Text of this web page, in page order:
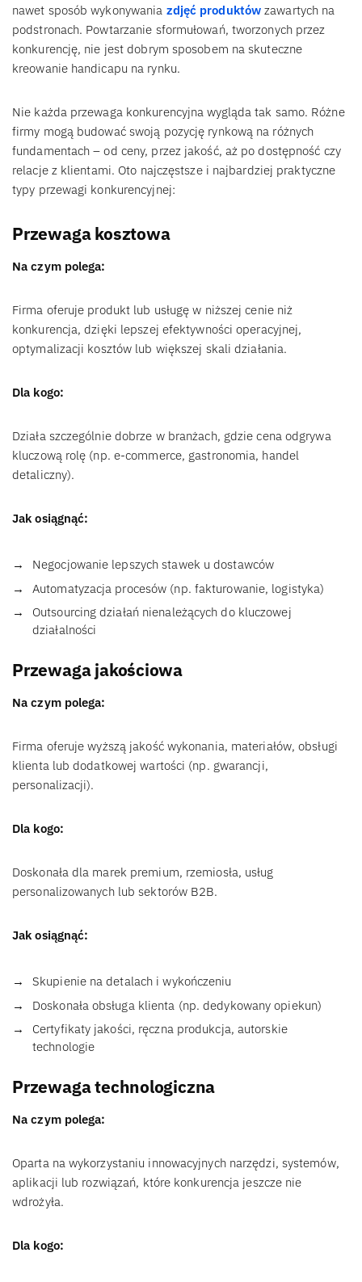
nawet sposób wykonywania zdjęć produktów zawartych na
podstronach. Powtarzanie sformułowań, tworzonych przez
konkurencję, nie jest dobrym sposobem na skuteczne
kreowanie handicapu na rynku.
Nie każda przewaga konkurencyjna wygląda tak samo. Różne
firmy mogą budować swoją pozycję rynkową na różnych
fundamentach – od ceny, przez jakość, aż po dostępność czy
relacje z klientami. Oto najczęstsze i najbardziej praktyczne
typy przewagi konkurencyjnej:
Przewaga kosztowa
Na czym polega:
Firma oferuje produkt lub usługę w niższej cenie niż
konkurencja, dzięki lepszej efektywności operacyjnej,
optymalizacji kosztów lub większej skali działania.
Dla kogo:
Działa szczególnie dobrze w branżach, gdzie cena odgrywa
kluczową rolę (np. e-commerce, gastronomia, handel
detaliczny).
Jak osiągnąć:
Negocjowanie lepszych stawek u dostawców
Automatyzacja procesów (np. fakturowanie, logistyka)
Outsourcing działań nienależących do kluczowej
działalności
Przewaga jakościowa
Na czym polega:
Firma oferuje wyższą jakość wykonania, materiałów, obsługi
klienta lub dodatkowej wartości (np. gwarancji,
personalizacji).
Dla kogo:
Doskonała dla marek premium, rzemiosła, usług
personalizowanych lub sektorów B2B.
Jak osiągnąć:
Skupienie na detalach i wykończeniu
Doskonała obsługa klienta (np. dedykowany opiekun)
Certyfikaty jakości, ręczna produkcja, autorskie
technologie
Przewaga technologiczna
Na czym polega:
Oparta na wykorzystaniu innowacyjnych narzędzi, systemów,
aplikacji lub rozwiązań, które konkurencja jeszcze nie
wdrożyła.
Dla kogo: